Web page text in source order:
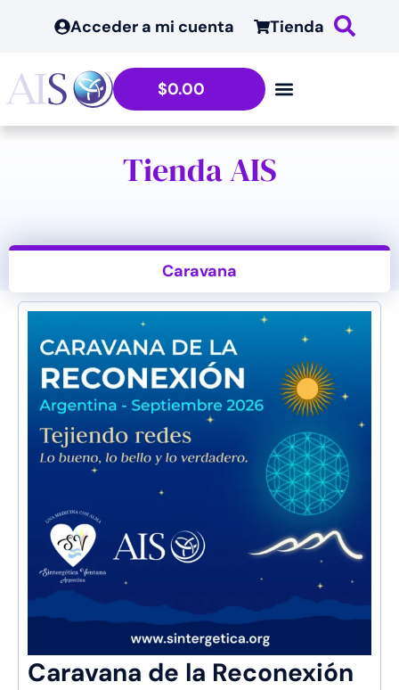
Acceder a mi cuenta Tienda
$0.00
Tienda AIS
Caravana
Caravana de la Reconexión